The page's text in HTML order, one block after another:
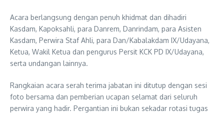
Acara berlangsung dengan penuh khidmat dan dihadiri
Kasdam, Kapoksahli, para Danrem, Danrindam, para Asisten
Kasdam, Perwira Staf Ahli, para Dan/Kabalakdam IX/Udayana,
Ketua, Wakil Ketua dan pengurus Persit KCK PD IX/Udayana,
serta undangan lainnya.
Rangkaian acara serah terima jabatan ini ditutup dengan sesi
foto bersama dan pemberian ucapan selamat dari seluruh
perwira yang hadir. Pergantian ini bukan sekadar rotasi tugas